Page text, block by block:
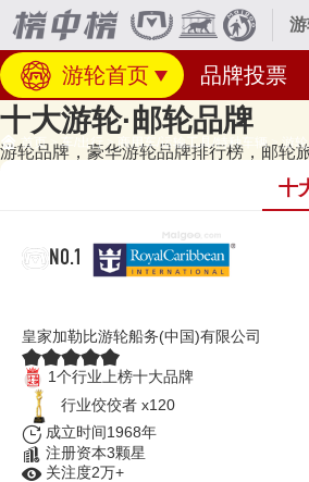
游轮首页 品牌投票
十大游轮·邮轮品牌
游轮品牌，豪华游轮品牌排行榜，邮轮
轮、名人游轮、VIKING维京游轮等，上榜
标分类的第12类。榜单更新时间：2026年07
首页 > 车/出行 > 商用车/运输工具/特种车辆 > 游
十
NO.1
皇家加勒比游轮船务(中国)有限公司
1个行业上榜十大品牌
行业佼佼者 x120
成立时间1968年
注册资本3颗星
关注度2万+